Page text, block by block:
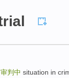
判中 situation in